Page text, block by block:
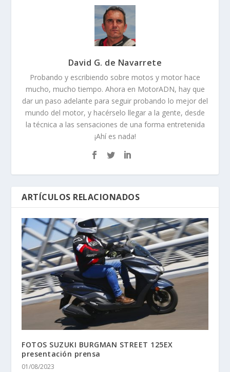
David G. de Navarrete
Probando y escribiendo sobre motos y motor hace
mucho, mucho tiempo. Ahora en MotorADN, hay que
dar un paso adelante para seguir probando lo mejor del
mundo del motor, y hacérselo llegar a la gente, desde
la técnica a las sensaciones de una forma entretenida
¡Ahí es nada!
ARTÍCULOS RELACIONADOS
FOTOS SUZUKI BURGMAN STREET 125EX
presentación prensa
01/08/2023